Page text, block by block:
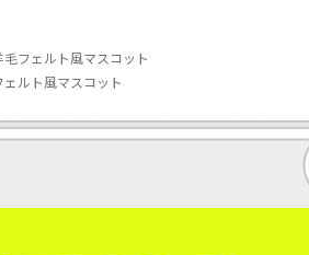
毛フェルト風マスコット
ェルト風マスコット